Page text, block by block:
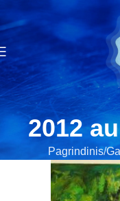
2012
Pagrindinis